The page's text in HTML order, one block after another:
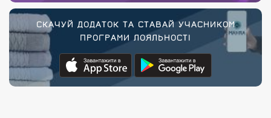
СКАЧУЙ ДОДАТОК ТА СТАВАЙ УЧАСНИКОМ
ПРОГРАМИ ЛОЯЛЬНОСТІ